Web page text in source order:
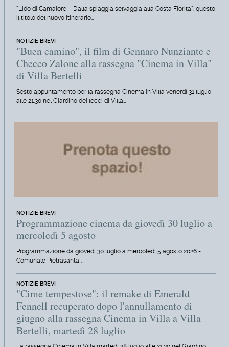
"Lido di Camaiore – Dalla spiaggia selvaggia alla Costa Fiorita": questo
il titolo del nuovo itinerario…
NOTIZIE BREVI
"Buen camino", il film di Gennaro Nunziante e
Checco Zalone alla rassegna "Cinema in Villa"
di Villa Bertelli
Sesto appuntamento per la rassegna Cinema in Villa venerdì 31 luglio
alle 21.30 nel Giardino dei lecci di Villa…
NOTIZIE BREVI
Programmazione cinema da giovedì 30 luglio a
mercoledì 5 agosto
Programmazione da giovedì 30 luglio a mercoledì 5 agosto 2026 -
Comunale Pietrasanta,…
NOTIZIE BREVI
"Cime tempestose": il remake di Emerald
Fennell recuperato dopo l'annullamento di
giugno alla rassegna Cinema in Villa a Villa
Bertelli, martedì 28 luglio